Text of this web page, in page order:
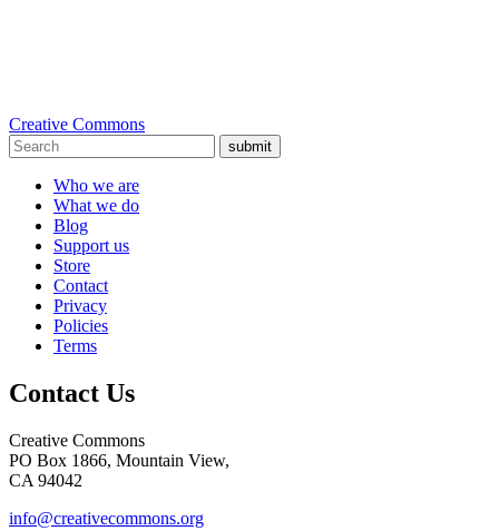
Creative Commons
submit
Who we are
What we do
Blog
Support us
Store
Contact
Privacy
Policies
Terms
Contact Us
Creative Commons
PO Box 1866, Mountain View,
CA 94042
info@creativecommons.org